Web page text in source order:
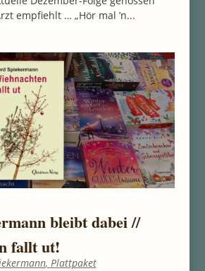
empfiehlt … „Hör mal ’n...
bleibt dabei //
fallt ut!
, Plattpaket